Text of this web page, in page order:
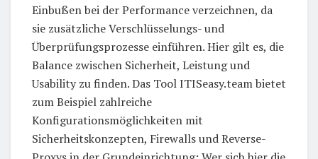
Einbußen bei der Performance verzeichnen, da
sie zusätzliche Verschlüsselungs- und
Überprüfungsprozesse einführen. Hier gilt es, die
Balance zwischen Sicherheit, Leistung und
Usability zu finden. Das Tool ITISeasy.team bietet
zum Beispiel zahlreiche
Konfigurationsmöglichkeiten mit
Sicherheitskonzepten, Firewalls und Reverse-